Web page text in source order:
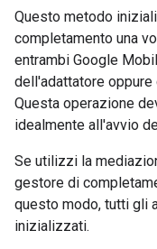
Questo metodo
completamento una
entrambi Google
dell'adattatore
Questa operazione
idealmente all'avvio
Se utilizzi la
gestore di
questo modo, tutti gli
inizializzati.